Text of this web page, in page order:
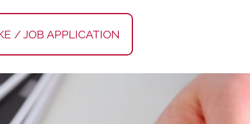
/ JOB APPLICATION